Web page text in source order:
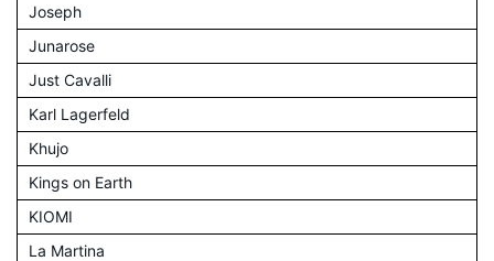
Joseph
Junarose
Just Cavalli
Karl Lagerfeld
Khujo
Kings on Earth
KIOMI
La Martina